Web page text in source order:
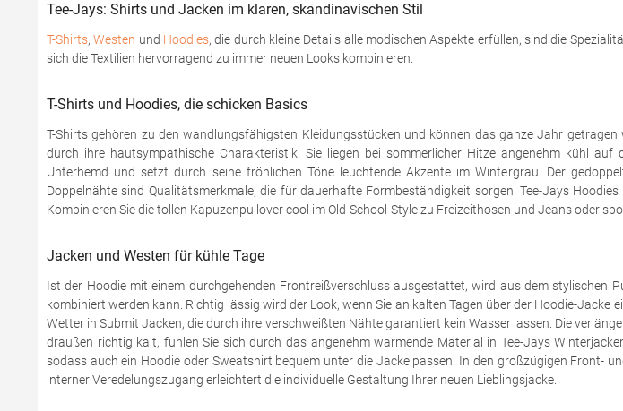
Tee-Jays: Shirts und Jacken im klaren, skandinavischen Stil
T-Shirts,Westen und Hoodies, die durch kleine Details alle modischen Aspekte erfüllen, sind die
sich die Textilien hervorragend zu immer neuen Looks kombinieren.
T-Shirts und Hoodies, die schicken Basics
T-Shirts gehören zu den wandlungsfähigsten Kleidungsstücken und können das ganze Jahr
durch ihre hautsympathische Charakteristik. Sie liegen bei sommerlicher Hitze angenehm kühl
Unterhemd und setzt durch seine fröhlichen Töne leuchtende Akzente im Wintergrau. Der
Doppelnähte sind Qualitätsmerkmale, die für dauerhafte Formbeständigkeit sorgen. Tee-Jays
Kombinieren Sie die tollen Kapuzenpullover cool im Old-School-Style zu Freizeithosen und Jeans oder
Jacken und Westen für kühle Tage
Ist der Hoodie mit einem durchgehenden Frontreißverschluss ausgestattet, wird aus dem
kombiniert werden kann. Richtig lässig wird der Look, wenn Sie an kalten Tagen über der Hoodie-Jacke
Wetter in Submit Jacken, die durch ihre verschweißten Nähte garantiert kein Wasser lassen. Die
draußen richtig kalt, fühlen Sie sich durch das angenehm wärmende Material in Tee-Jays
sodass auch ein Hoodie oder Sweatshirt bequem unter die Jacke passen. In den großzügigen Front-
interner Veredelungszugang erleichtert die individuelle Gestaltung Ihrer neuen Lieblingsjacke.